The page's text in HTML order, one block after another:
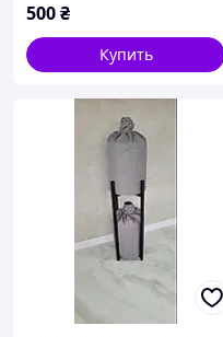
500₴
Купить